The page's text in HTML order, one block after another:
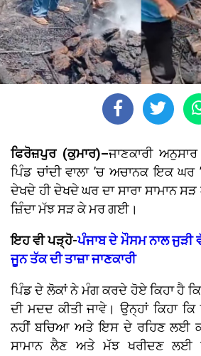
ਫਿਰੋਜ਼ਪੁਰ (ਕੁਮਾਰ)–ਜਾਣਕਾਰੀ
ਪਿੰਡ ਚਾਂਦੀ ਵਾਲਾ ’ਚ ਅਚਾਨਕ ਇਕ
ਦੇਖਦੇ ਹੀ ਦੇਖਦੇ ਘਰ ਦਾ ਸਾਰਾ ਸਾਮਾਨ
ਜ਼ਿੰਦਾ ਮੱਝ ਸੜ ਕੇ ਮਰ ਗਈ।
ਇਹ ਵੀ ਪੜ੍ਹੋ-ਪੰਜਾਬ ਦੇ ਮੌਸਮ ਨਾਲ ਜੁੜੀ
ਜੂਨ ਤੱਕ ਦੀ ਤਾਜ਼ਾ ਜਾਣਕਾਰੀ
ਪਿੰਡ ਦੇ ਲੋਕਾਂ ਨੇ ਮੰਗ ਕਰਦੇ ਹੋਏ ਕਿਹਾ ਹੈ
ਦੀ ਮਦਦ ਕੀਤੀ ਜਾਵੇ। ਉਨ੍ਹਾਂ ਕਿਹਾ
ਨਹੀਂ ਬਚਿਆ ਅਤੇ ਇਸ ਦੇ ਰਹਿਣ ਲਈ
ਸਾਮਾਨ ਲੈਣ ਅਤੇ ਮੱਝ ਖਰੀਦਣ ਲਈ